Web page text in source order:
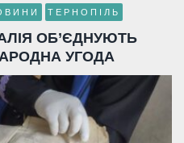
ТЕРНОПІЛЬ
ОБ’ЄДНУЮТЬ
УГОДА